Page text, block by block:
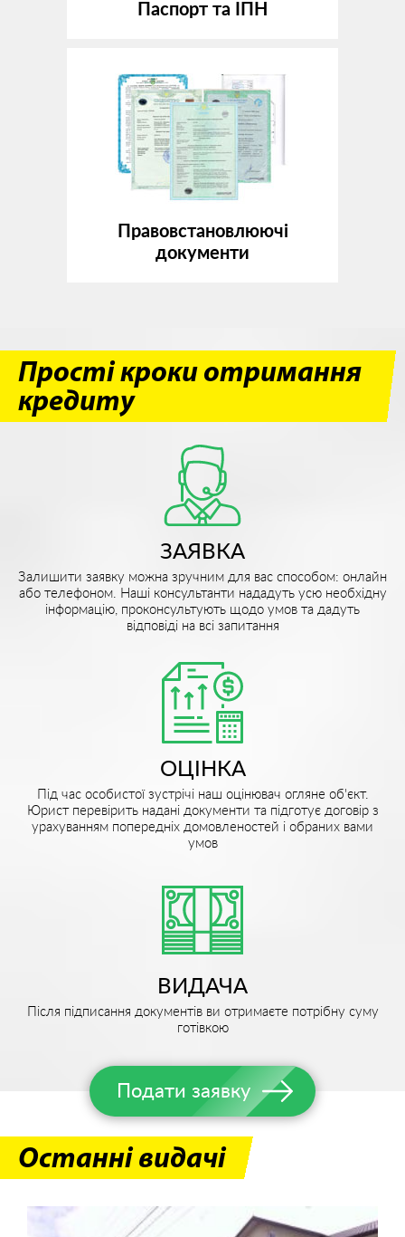
Паспорт та ІПН
Правовстановлюючі
документи
Прості кроки отримання
кредиту
ЗАЯВКА
Залишити заявку можна зручним для вас способом: онлайн
або телефоном. Наші консультанти нададуть усю необхідну
інформацію, проконсультують щодо умов та дадуть
відповіді на всі запитання
ОЦІНКА
Під час особистої зустрічі наш оцінювач огляне об'єкт.
Юрист перевірить надані документи та підготує договір з
урахуванням попередніх домовленостей і обраних вами
умов
ВИДАЧА
Після підписання документів ви отримаєте потрібну суму
готівкою
Подати заявку
Останні видачі